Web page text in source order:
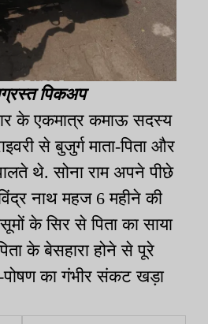
पिकअप
के एकमात्र कमाऊ सदस्य
से बुजुर्ग माता-पिता और
थे. सोना राम अपने पीछे
नाथ महज 6 महीने की
के सिर से पिता का साया
के बेसहारा होने से पूरे
पोषण का गंभीर संकट खड़ा